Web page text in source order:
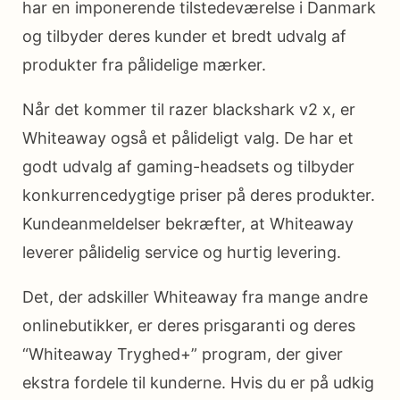
har en imponerende tilstedeværelse i Danmark
og tilbyder deres kunder et bredt udvalg af
produkter fra pålidelige mærker.
Når det kommer til razer blackshark v2 x, er
Whiteaway også et pålideligt valg. De har et
godt udvalg af gaming-headsets og tilbyder
konkurrencedygtige priser på deres produkter.
Kundeanmeldelser bekræfter, at Whiteaway
leverer pålidelig service og hurtig levering.
Det, der adskiller Whiteaway fra mange andre
onlinebutikker, er deres prisgaranti og deres
“Whiteaway Tryghed+” program, der giver
ekstra fordele til kunderne. Hvis du er på udkig